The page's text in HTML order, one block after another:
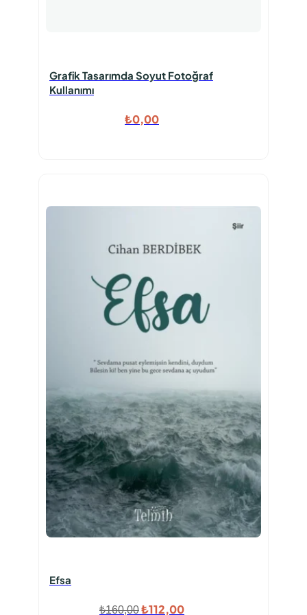
Grafik Tasarımda Soyut Fotoğraf
Kullanımı
₺0,00
Efsa
₺160,00Orijinal
₺112,00Şu